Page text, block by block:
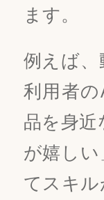
ます。
例えば
利用者
品を身
が嬉し
てスキ